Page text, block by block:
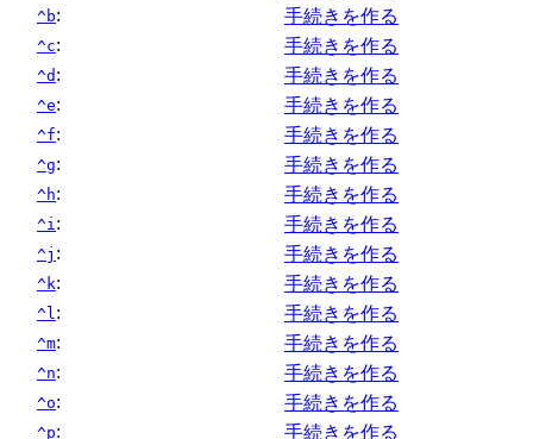
^b: 手続きを作る
^c: 手続きを作る
^d : 手続きを作る
^e: 手続きを作る
^f: 手続きを作る
^g: 手続きを作る
^h: 手続きを作る
^i : 手続きを作る
^j : 手続きを作る
^k: 手続きを作る
^l : 手続きを作る
^m: 手続きを作る
^n: 手続きを作る
^o: 手続きを作る
^p: 手続きを作る